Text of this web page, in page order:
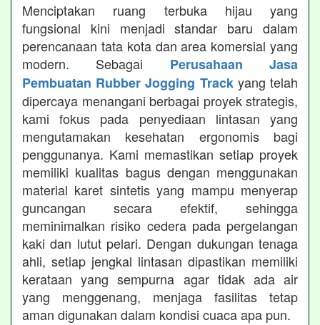
Menciptakan ruang terbuka hijau yang
fungsional kini menjadi standar baru dalam
perencanaan tata kota dan area komersial yang
modern. Sebagai Perusahaan Jasa
Pembuatan Rubber Jogging Trackyang telah
dipercaya menangani berbagai proyek strategis,
kami fokus pada penyediaan lintasan yang
mengutamakan kesehatan ergonomis bagi
penggunanya. Kami memastikan setiap proyek
memiliki kualitas bagus dengan menggunakan
material karet sintetis yang mampu menyerap
guncangan secara efektif, sehingga
meminimalkan risiko cedera pada pergelangan
kaki dan lutut pelari. Dengan dukungan tenaga
ahli, setiap jengkal lintasan dipastikan memiliki
kerataan yang sempurna agar tidak ada air
yang menggenang, menjaga fasilitas tetap
aman digunakan dalam kondisi cuaca apa pun.